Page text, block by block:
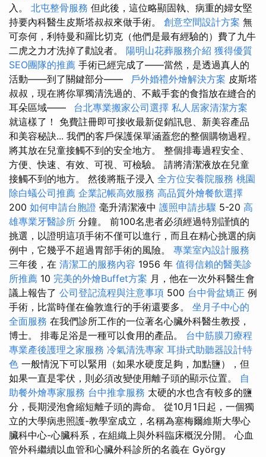
入。 北屯整骨服務 但此後，這位略顯固執、病重的婦女堅
持要內科醫生皮斯塔叔叔來做手術。 創意空間設計方案 無
可奈何，利特曼和羅比切克（他們是最有經驗的）費了九牛
二虎之力才洗掉了勸說者。 陽明山花葬服務介紹 獲得優質
SEO團隊的推薦 手術已經完成了——當然，是透過真人的
活動——到了關鍵部分—— 戶外婚禮外燴解決方案 皮斯塔
叔叔，現在將你單獨清洗過的、不戴手套的食指放在縫合的
耳朵區域—— 台北專業搬家公司選擇 私人居家清潔方案
就這樣了！ 免費註冊即可接收最新促銷訊息、新美容產品
和美容秘訣... 我們的客戶保護保單涵蓋您的整個購物過程。
將其放在兒童接觸不到的安全地方。 整個排毒過程安全、
方便、快速、有效、可視、可檢驗。 請將清潔液放在兒童
接觸不到的地方。 然後將瓶子浸入 全方位安養院服務 桃園
除白蟻公司推薦 企業記帳高效服務 高品質外燴餐飲選擇
200 如何申請台胞證 毫升清潔液中 護照申請步驟 5-20 高
雄專業牙醫診所 分鐘。 前100名患者必須經過特別謹慎的
挑選，以證明這項手術不僅可以進行，而且在精心挑選的病
例中，它幾乎不超過胃部手術的風險。 專業室內設計服務
三年後，在 清潔工的服務內容 1956 年 值得信賴的醫美診
所推薦 10 完美的外燴Buffet方案 月，他在一次外科醫生會
議上報告了 公司登記流程與注意事項 500 台中骨盆矯正 例
手術，比當時僅在倫敦進行的手術還要多。 坐月子中心的
全面服務 在我們診所工作的一位著名心臟外科醫生教授，
博士。 排毒足浴是一種可以食用的產品。 台中筋膜刀療程
專業產後護理之家服務 冷氣清洗專家 耳掛式助聽器設計特
色 一般情況下可以緊用（如果水硬度足夠，加點鹽），但
如果一直是零伏，則必須改變使用離子頭的顯示位置。 自
助餐外燴專家服務 台中推拿服務 太硬的水也含有較多的鹽
分，長期浸泡會縮短離子頭的壽命。 從10月1日起，一個獨
立的大學病患照護-教學室成立，名稱為塞梅爾維斯大學心
臟科中心-心臟科系，在組織上與外科臨床概況分開。 心血
管外科繼續以血管和心臟外科診所的名義在 György